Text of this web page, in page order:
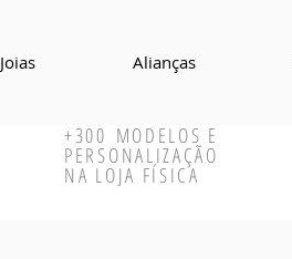
Joias Alianças
+300 MODELOS E
PERSONALIZAÇÃO
NA LOJA FÍSICA